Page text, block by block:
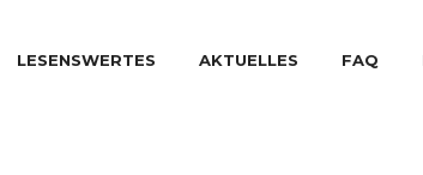
LESENSWERTES AKTUELLES FAQ